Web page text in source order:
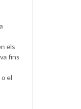
els
fins
el